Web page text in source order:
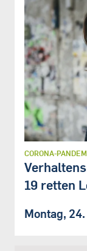
CORONA-
19 retten
Montag,